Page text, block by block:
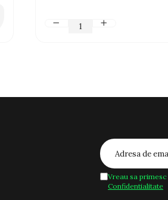
Vreau sa
Confidentialitate